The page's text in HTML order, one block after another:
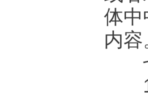
体中
内容
1.